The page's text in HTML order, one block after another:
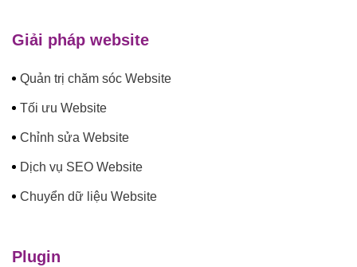
Giải pháp website
Quản trị chăm sóc Website
Tối ưu Website
Chỉnh sửa Website
Dịch vụ SEO Website
Chuyển dữ liệu Website
Plugin